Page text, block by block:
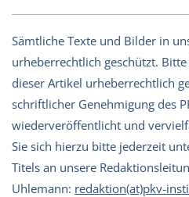
Sämtliche Texte und Bilder in
urheberrechtlich geschützt. Bitte
dieser Artikel urheberrechtlich
schriftlicher Genehmigung des
wiederveröffentlicht und
Sie sich hierzu bitte jederzeit
Titels an unsere
Uhlemann: redaktion(at)pkv-